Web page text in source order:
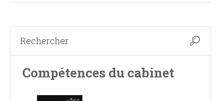
Compétences du cabinet